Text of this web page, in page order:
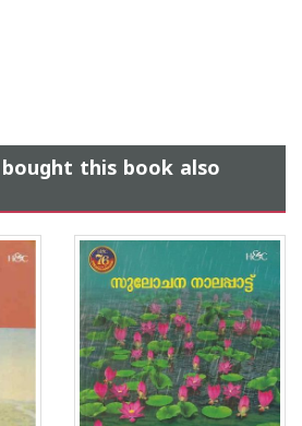
this book also